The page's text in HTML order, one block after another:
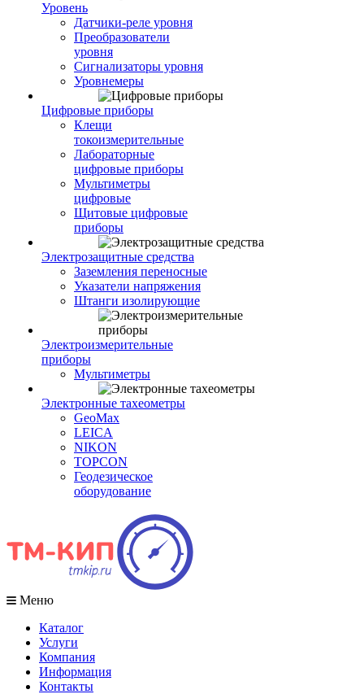
Уровень
Датчики-реле уровня
Преобразователи
уровня
Сигнализаторы уровня
Уровнемеры
Цифровые приборы
Клещи
токоизмерительные
Лабораторные
цифровые приборы
Мультиметры
цифровые
Щитовые цифровые
приборы
Электрозащитные средства
Заземления переносные
Указатели напряжения
Штанги изолирующие
Электроизмерительные
приборы
Мультиметры
Электронные тахеометры
GeoMax
LEICA
NIKON
TOPCON
Геодезическое
оборудование
Меню
Каталог
Услуги
Компания
Информация
Контакты